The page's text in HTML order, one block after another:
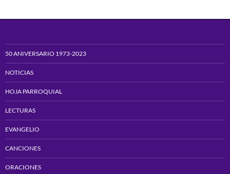
50 ANIVERSARIO 1973-2023
NOTICIAS
HOJA PARROQUIAL
LECTURAS
EVANGELIO
CANCIONES
ORACIONES